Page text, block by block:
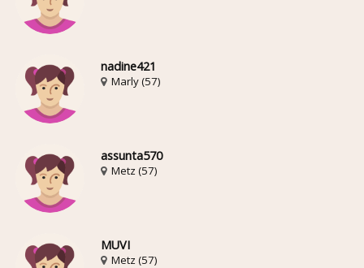
nadine421
Marly (57)
assunta570
Metz (57)
MUVI
Metz (57)